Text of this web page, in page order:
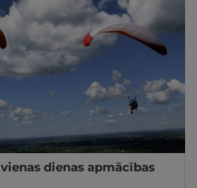
dienas apmācības